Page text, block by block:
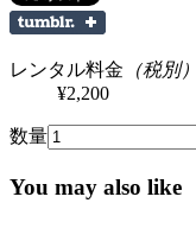
レンタル料金 （税別）
¥2,200
数量
You may also like